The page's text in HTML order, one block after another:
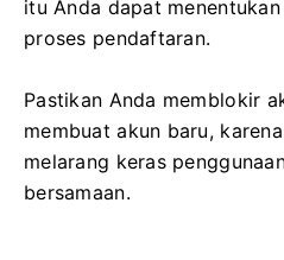
itu Anda dapat
proses pendaftaran.
Pastikan Anda memblokir
membuat akun baru,
melarang keras
bersamaan.